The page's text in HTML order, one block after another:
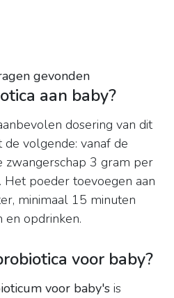
gevonden
aan baby?
dosering van dit
volgende: vanaf de
zwangerschap 3 gram per
Het poeder toevoegen aan
minimaal 15 minuten
en opdrinken.
voor baby?
voor baby's is